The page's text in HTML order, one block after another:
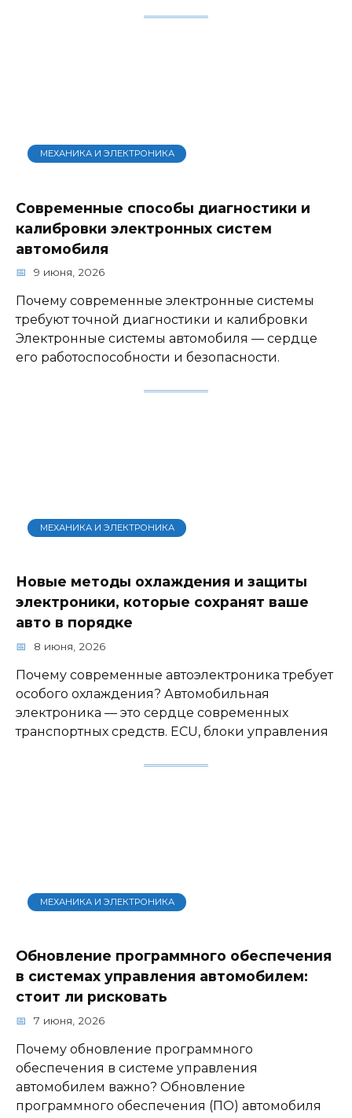
МЕХАНИКА И ЭЛЕКТРОНИКА
Современные способы диагностики и
калибровки электронных систем
автомобиля
9 июня, 2026
Почему современные электронные системы
требуют точной диагностики и калибровки
Электронные системы автомобиля — сердце
его работоспособности и безопасности.
МЕХАНИКА И ЭЛЕКТРОНИКА
Новые методы охлаждения и защиты
электроники, которые сохранят ваше
авто в порядке
8 июня, 2026
Почему современные автоэлектроника требует
особого охлаждения? Автомобильная
электроника — это сердце современных
транспортных средств. ECU, блоки управления
МЕХАНИКА И ЭЛЕКТРОНИКА
Обновление программного обеспечения
в системах управления автомобилем:
стоит ли рисковать
7 июня, 2026
Почему обновление программного
обеспечения в системе управления
автомобилем важно? Обновление
программного обеспечения (ПО) автомобиля